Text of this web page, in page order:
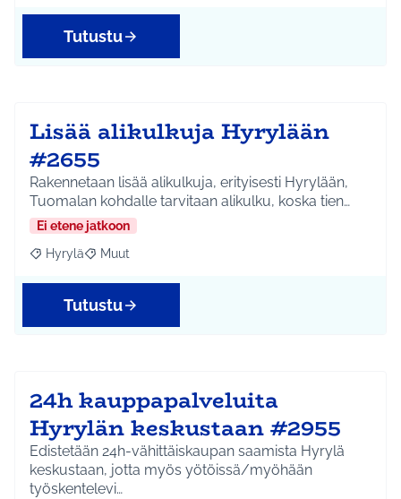
Tutustu
Lisää alikulkuja Hyrylään
#2655
Rakennetaan lisää alikulkuja, erityisesti Hyrylään,
Tuomalan kohdalle tarvitaan alikulku, koska tien…
Ei etene jatkoon
Rajaa tulokset aihepiirin mukaan: Hyrylä
Hyrylä Rajaa tulokset teeman mukaan: Muut
Muut
Tutustu
24h kauppapalveluita
Hyrylän keskustaan #2955
Edistetään 24h-vähittäiskaupan saamista Hyrylä
keskustaan, jotta myös yötöissä/myöhään
työskentelevi…